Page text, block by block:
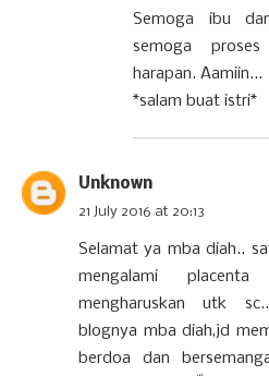
Semoga ibu
semoga proses
harapan. Aamiin...
*salam buat istri*
Unknown
21 July 2016 at 20:13
Selamat ya mba diah..
mengalami placenta
mengharuskan utk
blognya mba diah,jd
berdoa dan